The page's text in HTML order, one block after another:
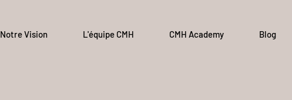
Notre Vision L'équipe CMH CMH Academy Blog